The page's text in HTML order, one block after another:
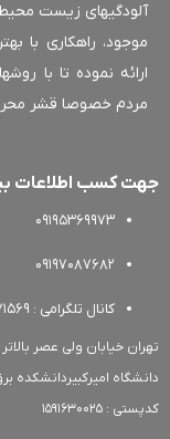
زیست محیطی
راهکاری با
نموده تا با
خصوصا قشر محروم
کسب اطلاعات
09195369973
09197087682
کانال تلگرامی : 989102171569+
خیابان ولی عصر بالاتر از
امیرکبیردانشکده برق و